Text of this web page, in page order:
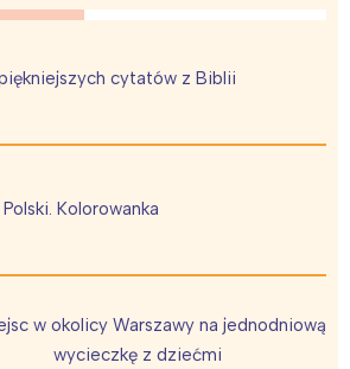
cytatów z Biblii
Polski. Kolorowanka
w okolicy Warszawy na jednodniową
wycieczkę z dziećmi